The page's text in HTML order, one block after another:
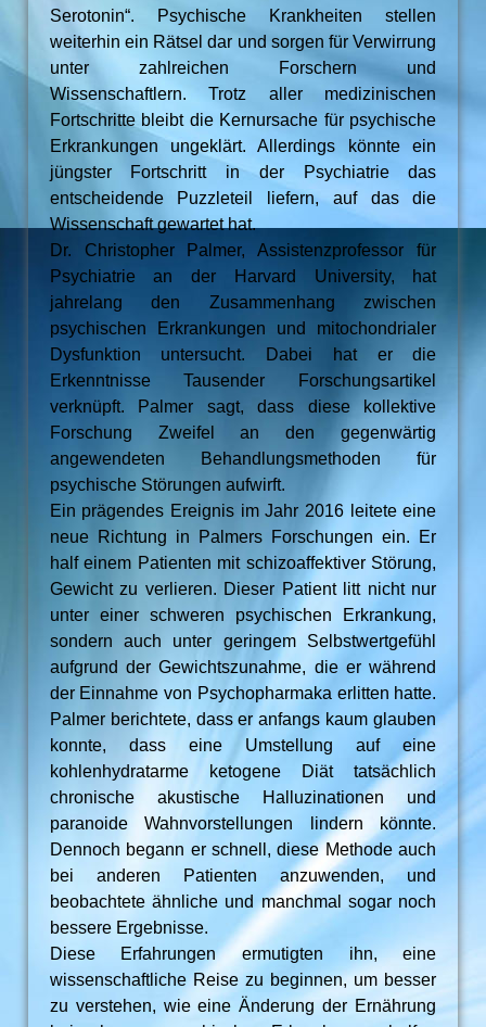
Serotonin“. Psychische Krankheiten stellen
weiterhin ein Rätsel dar und sorgen für Verwirrung
unter zahlreichen Forschern und
Wissenschaftlern. Trotz aller medizinischen
Fortschritte bleibt die Kernursache für psychische
Erkrankungen ungeklärt. Allerdings könnte ein
jüngster Fortschritt in der Psychiatrie das
entscheidende Puzzleteil liefern, auf das die
Wissenschaft gewartet hat.
Dr. Christopher Palmer, Assistenzprofessor für
Psychiatrie an der Harvard University, hat
jahrelang den Zusammenhang zwischen
psychischen Erkrankungen und mitochondrialer
Dysfunktion untersucht. Dabei hat er die
Erkenntnisse Tausender Forschungsartikel
verknüpft. Palmer sagt, dass diese kollektive
Forschung Zweifel an den gegenwärtig
angewendeten Behandlungsmethoden für
psychische Störungen aufwirft.
Ein prägendes Ereignis im Jahr 2016 leitete eine
neue Richtung in Palmers Forschungen ein. Er
half einem Patienten mit schizoaffektiver Störung,
Gewicht zu verlieren. Dieser Patient litt nicht nur
unter einer schweren psychischen Erkrankung,
sondern auch unter geringem Selbstwertgefühl
aufgrund der Gewichtszunahme, die er während
der Einnahme von Psychopharmaka erlitten hatte.
Palmer berichtete, dass er anfangs kaum glauben
konnte, dass eine Umstellung auf eine
kohlenhydratarme ketogene Diät tatsächlich
chronische akustische Halluzinationen und
paranoide Wahnvorstellungen lindern könnte.
Dennoch begann er schnell, diese Methode auch
bei anderen Patienten anzuwenden, und
beobachtete ähnliche und manchmal sogar noch
bessere Ergebnisse.
Diese Erfahrungen ermutigten ihn, eine
wissenschaftliche Reise zu beginnen, um besser
zu verstehen, wie eine Änderung der Ernährung